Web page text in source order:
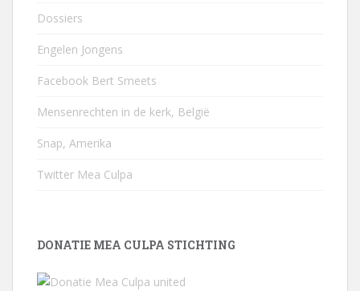
Dossiers
Engelen Jongens
Facebook Bert Smeets
Mensenrechten in de kerk, België
Snap, Amerika
Twitter Mea Culpa
DONATIE MEA CULPA STICHTING